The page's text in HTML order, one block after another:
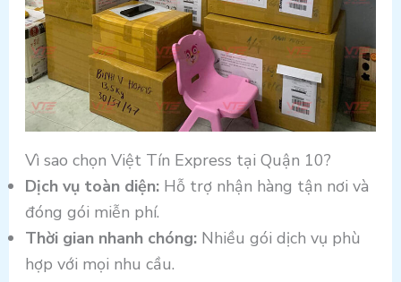
Vì sao chọn Việt Tín Express tại Quận 10?
Dịch vụ toàn diện:Hỗ trợ nhận hàng tận nơi và
đóng gói miễn phí.
Thời gian nhanh chóng:Nhiều gói dịch vụ phù
hợp với mọi nhu cầu.